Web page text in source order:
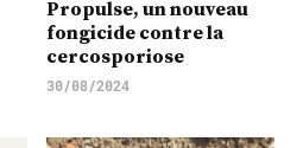
Propulse, un nouveau
fongicide contre la
cercosporiose
30/08/2024